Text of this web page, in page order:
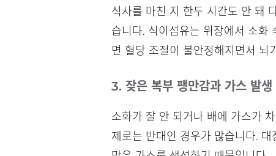
식사를 마친 지 한두 시간도 안 돼
습니다. 식이섬유는 위장에서 소화
면 혈당 조절이 불안정해지면서 뇌
3. 잦은 복부 팽만감과 가스 발생
소화가 잘 안 되거나 배에 가스가
제로는 반대인 경우가 많습니다.